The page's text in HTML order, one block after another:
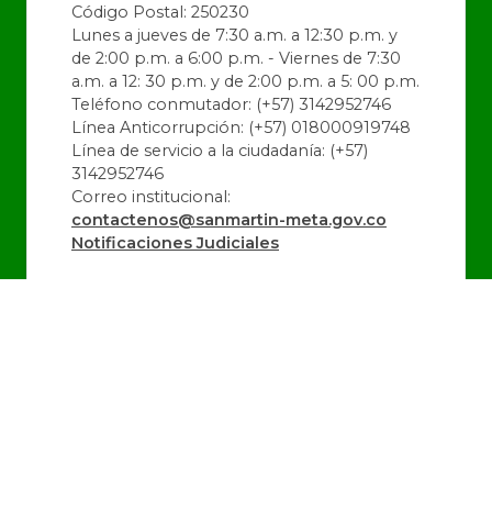
Código Postal: 250230
Lunes a jueves de 7:30 a.m. a 12:30 p.m. y
de 2:00 p.m. a 6:00 p.m. - Viernes de 7:30
a.m. a 12: 30 p.m. y de 2:00 p.m. a 5: 00 p.m.
Teléfono conmutador: (+57) 3142952746
Línea Anticorrupción: (+57) 018000919748
Línea de servicio a la ciudadanía: (+57)
3142952746
Correo institucional:
contactenos@sanmartin-meta.gov.co
Notificaciones Judiciales